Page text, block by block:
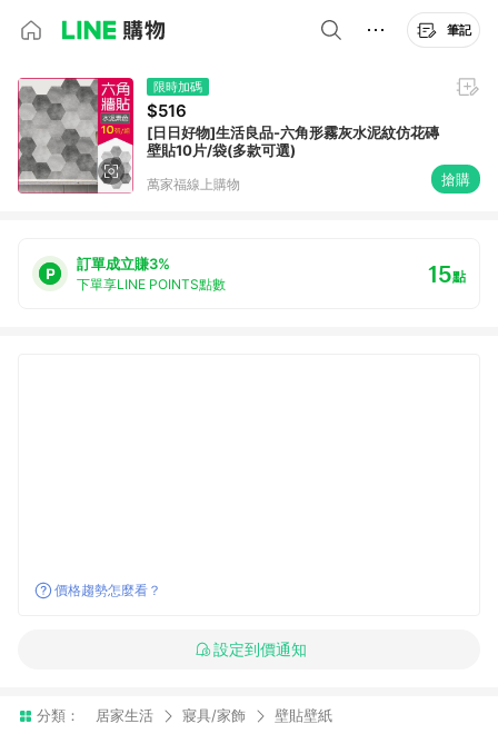
筆記
限時加碼
$516
[日日好物]生活良品-六角形霧灰水泥紋仿花磚
壁貼10片/袋(多款可選)
萬家福線上購物 搶購
訂單成立賺3%
下單享LINE POINTS點數 15點
價格趨勢怎麼看？
設定到價通知
分類： 居家生活 寢具/家飾 壁貼壁紙